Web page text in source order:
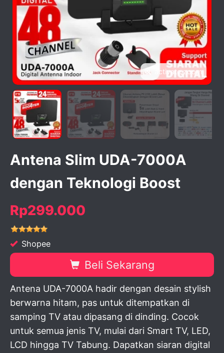
activate zoom
Antena Slim UDA-7000A
dengan Teknologi Boost
Rp299.000
Shopee
Beli Sekarang
Antena UDA-7000A hadir dengan desain stylish
berwarna hitam, pas untuk ditempatkan di
samping TV atau dipasang di dinding. Cocok
untuk semua jenis TV, mulai dari Smart TV, LED,
LCD hingga TV Tabung. Dapatkan siaran digital